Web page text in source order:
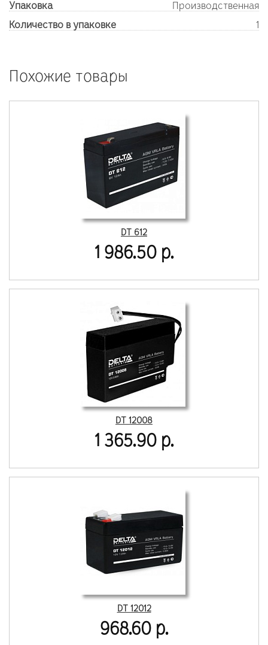
Упаковка
Производственная
Количество в упаковке
1
Похожие товары
DT 612
1 986.50 р.
DT 12008
1 365.90 р.
DT 12012
968.60 р.